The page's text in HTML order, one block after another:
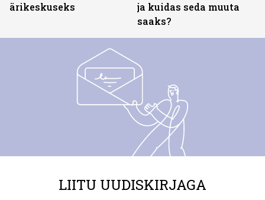
ärikeskuseks
ja kuidas seda muuta
saaks?
LIITU UUDISKIRJAGA